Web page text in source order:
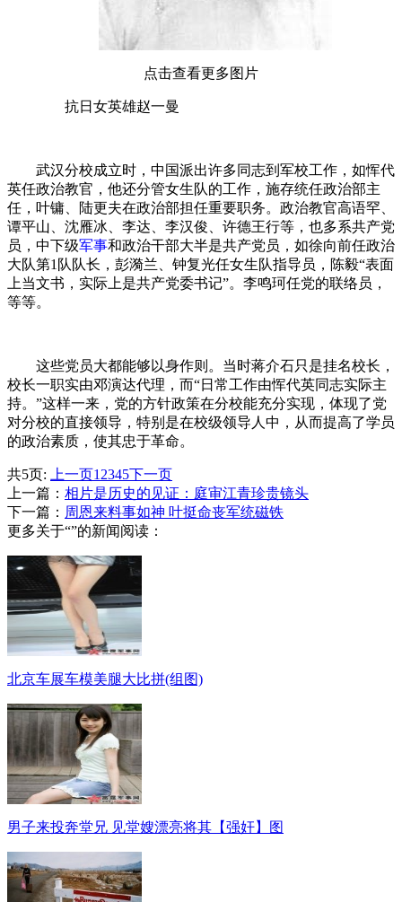
点击查看更多图片
抗日女英雄赵一曼
武汉分校成立时，中国派出许多同志到军校工作，如恽代
英任政治教官，他还分管女生队的工作，施存统任政治部主
任，叶镛、陆更夫在政治部担任重要职务。政治教官高语罕、
谭平山、沈雁冰、李达、李汉俊、许德王行等，也多系共产党
员，中下级军事和政治干部大半是共产党员，如徐向前任政治
大队第1队队长，彭漪兰、钟复光任女生队指导员，陈毅“表面
上当文书，实际上是共产党委书记”。李鸣珂任党的联络员，
等等。
这些党员大都能够以身作则。当时蒋介石只是挂名校长，
校长一职实由邓演达代理，而“日常工作由恽代英同志实际主
持。”这样一来，党的方针政策在分校能充分实现，体现了党
对分校的直接领导，特别是在校级领导人中，从而提高了学员
的政治素质，使其忠于革命。
共5页: 上一页1 2345下一页
上一篇： 相片是历史的见证：庭审江青珍贵镜头
下一篇： 周恩来料事如神 叶挺命丧军统磁铁
更多关于“”的新闻阅读：
北京车展车模美腿大比拼(组图)
男子来投奔堂兄 见堂嫂漂亮将其【强奸】图